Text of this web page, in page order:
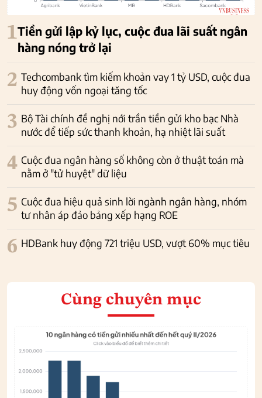
1Tiền gửi lập kỷ lục, cuộc đua lãi suất ngân
hàng nóng trở lại
2 Techcombank tìm kiếm khoản vay 1 tỷ USD, cuộc đua
huy động vốn ngoại tăng tốc
3 Bộ Tài chính đề nghị nới trần tiền gửi kho bạc Nhà
nước để tiếp sức thanh khoản, hạ nhiệt lãi suất
4 Cuộc đua ngân hàng số không còn ở thuật toán mà
nằm ở "tử huyệt" dữ liệu
5 Cuộc đua hiệu quả sinh lời ngành ngân hàng, nhóm
tư nhân áp đảo bảng xếp hạng ROE
6 HDBank huy động 721 triệu USD, vượt 60% mục tiêu
Cùng chuyên mục